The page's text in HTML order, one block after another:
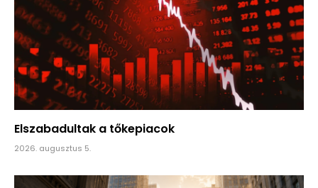
Elszabadultak a tőkepiacok
2026. augusztus 5.